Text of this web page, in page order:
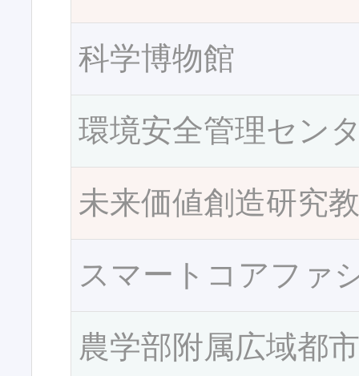
科学博物館
環境安全管理セン
未来価値創造研究
スマートコアファ
農学部附属広域都